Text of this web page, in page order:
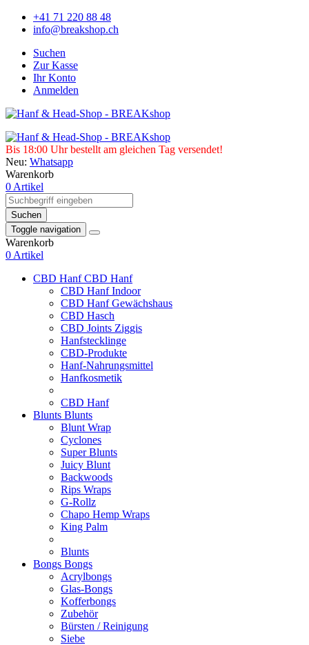
+41 71 220 88 48
info@breakshop.ch
Suchen
Zur Kasse
Ihr Konto
Anmelden
Bis 18:00 Uhr bestellt am gleichen Tag versendet!
Neu: Whatsapp
Warenkorb
0 Artikel
Suchen
Toggle navigation
Warenkorb
0 Artikel
CBD HanfCBD Hanf
CBD Hanf Indoor
CBD Hanf Gewächshaus
CBD Hasch
CBD Joints Ziggis
Hanfstecklinge
CBD-Produkte
Hanf-Nahrungsmittel
Hanfkosmetik
CBD Hanf
Blunts Blunts
Blunt Wrap
Cyclones
Super Blunts
Juicy Blunt
Backwoods
Rips Wraps
G-Rollz
Chapo Hemp Wraps
King Palm
Blunts
Bongs Bongs
Acrylbongs
Glas-Bongs
Kofferbongs
Zubehör
Bürsten / Reinigung
Siebe